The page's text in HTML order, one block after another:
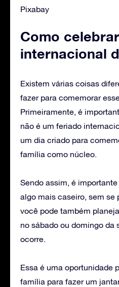
Pixabay
Como
internacional
Existem várias coisas
fazer para comemorar
Primeiramente, é
não é um feriado
um dia criado para
família como núcleo.
Sendo assim, é
algo mais caseiro, sem se
você pode também
no sábado ou domingo da
ocorre.
Essa é uma oportunidade
família para fazer um